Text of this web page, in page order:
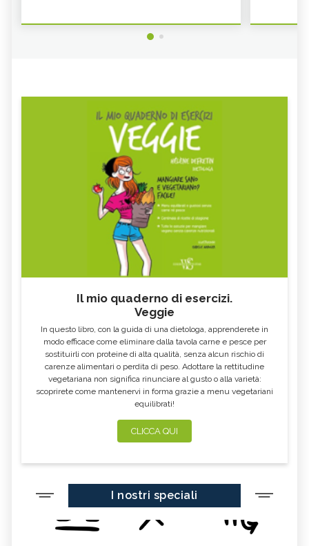
Il mio quaderno di esercizi.
Veggie
In questo libro, con la guida di una dietologa, apprenderete in
modo efficace come eliminare dalla tavola carne e pesce per
sostituirli con proteine di alta qualità, senza alcun rischio di
carenze alimentari o perdita di peso. Adottare la rettitudine
vegetariana non significa rinunciare al gusto o alla varietà:
scoprirete come mantenervi in forma grazie a menu vegetariani
equilibrati!
CLICCA QUI
I nostri speciali